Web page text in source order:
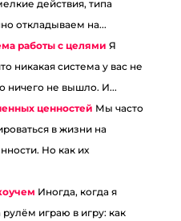
действия, типа
откладываем на...
работы с целями Я
никакая система у вас не
ничего не вышло. И...
ценностей Мы часто
в жизни на
Но как их
Иногда, когда я
рулём играю в игру: как